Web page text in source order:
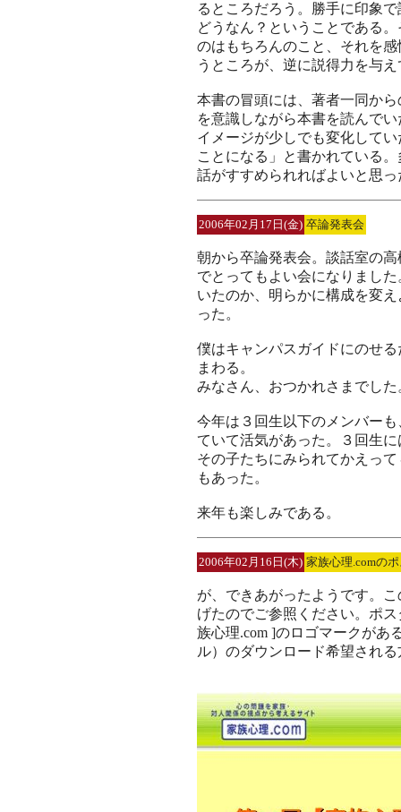
るところだろう。勝手に印象
どうなん？ということである
のはもちろんのこと、それを
うところが、逆に説得力を与
本書の冒頭には、著者一同か
を意識しながら本書を読んで
イメージが少しでも変化して
ことになる」と書かれている
話がすすめられればよいと思っ
2006年02月17日(金) 卒論発表会
朝から卒論発表会。談話室の
でとってもよい会になりまし
いたのか、明らかに構成を変
った。
僕はキャンパスガイドにのせ
まわる。
みなさん、おつかれさまでした
今年は３回生以下のメンバー
ていて活気があった。３回生
その子たちにみられてかえっ
もあった。
来年も楽しみである。
2006年02月16日(木) 家族心理.comの
が、できあがったようです。
げたのでご参照ください。ポ
族心理.com ]のロゴマークがあ
ル）のダウンロード希望される